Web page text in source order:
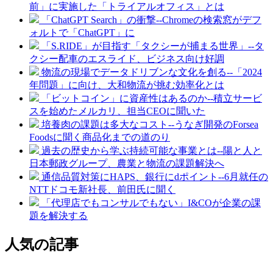
前」に実施した「トライアルオフィス」とは
「ChatGPT Search」の衝撃--Chromeの検索窓がデフ
ォルトで「ChatGPT」に
「S.RIDE」が目指す「タクシーが捕まる世界」--タ
クシー配車のエスライド、ビジネス向け好調
物流の現場でデータドリブンな文化を創る--「2024
年問題」に向け、大和物流が挑む効率化とは
「ビットコイン」に資産性はあるのか--積立サービ
スを始めたメルカリ、担当CEOに聞いた
培養肉の課題は多大なコスト--うなぎ開発のForsea
Foodsに聞く商品化までの道のり
過去の歴史から学ぶ持続可能な事業とは--陽と人と
日本郵政グループ、農業と物流の課題解決へ
通信品質対策にHAPS、銀行にdポイント--6月就任の
NTTドコモ新社長、前田氏に聞く
「代理店でもコンサルでもない」I&COが企業の課
題を解決する
人気の記事